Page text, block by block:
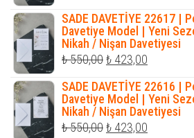
fiyat:
₺ 550,00.fiyat:
₺ 423,00.
SADE DAVETİYE 22617 |
Davetiye Model | Yeni
Nikah / Nişan Davetiyesi
₺550,00Orijinal
fiyat:
₺ 550,00.
₺ 423,00
fiyat:
₺ 423,00.
SADE DAVETİYE 22616 |
Davetiye Model | Yeni
Nikah / Nişan Davetiyesi
₺550,00Orijinal
₺ 423,00